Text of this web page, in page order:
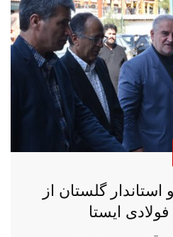
استاندار گلستان از
ایستا